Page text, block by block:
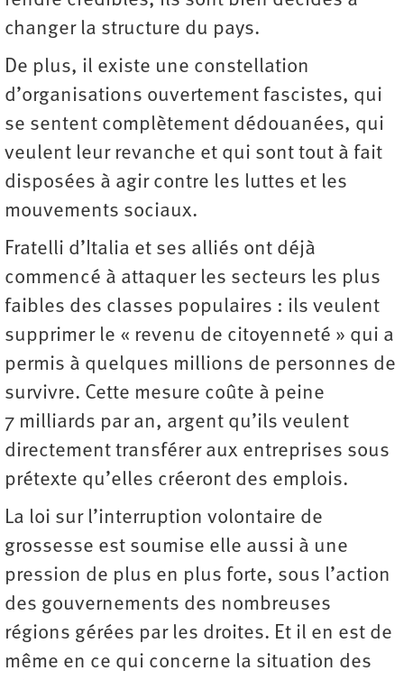
changer la structure du pays.
De plus, il existe une constellation
d’organisations ouvertement fascistes, qui
se sentent complètement dédouanées, qui
veulent leur revanche et qui sont tout à fait
disposées à agir contre les luttes et les
mouvements sociaux.
Fratelli d’Italia et ses alliés ont déjà
commencé à attaquer les secteurs les plus
faibles des classes populaires : ils veulent
supprimer le « revenu de citoyenneté » qui a
permis à quelques millions de personnes de
survivre. Cette mesure coûte à peine
7 milliards par an, argent qu’ils veulent
directement transférer aux entreprises sous
prétexte qu’elles créeront des emplois.
La loi sur l’interruption volontaire de
grossesse est soumise elle aussi à une
pression de plus en plus forte, sous l’action
des gouvernements des nombreuses
régions gérées par les droites. Et il en est de
même en ce qui concerne la situation des